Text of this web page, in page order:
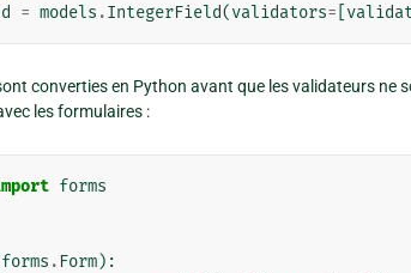
= models .IntegerField(validators=
converties en Python avant que les validateurs ne
les formulaires :
forms
forms . Form):